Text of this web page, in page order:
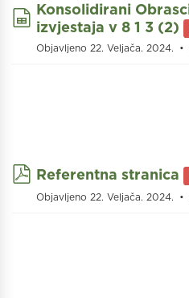
spreadsheet
Konsolidirani
izvjestaja v 8 1 3 (2)
Objavljeno 22. Veljača. 2024.
pdf
Referentna stranica
Objavljeno 22. Veljača. 2024.